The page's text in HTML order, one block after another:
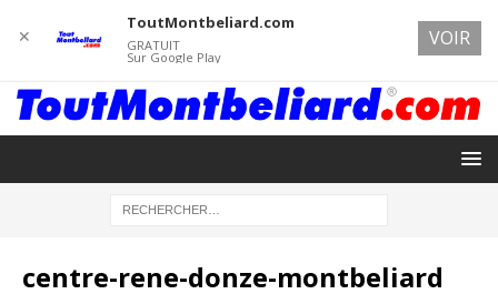
centre-rene-donze-montbeliard
✕
ToutMontbeliard.com
GRATUIT
Sur Google Play
VOIR